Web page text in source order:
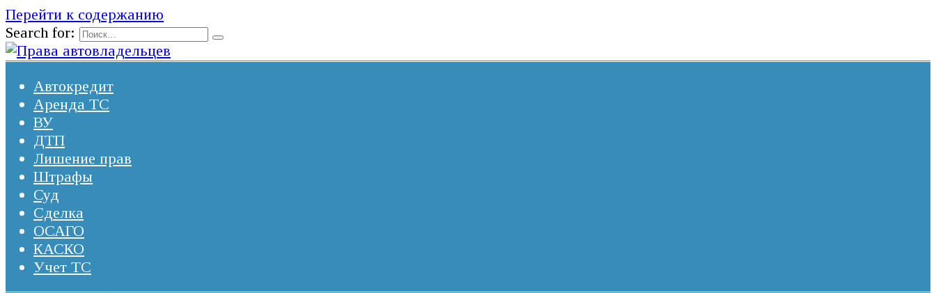
Перейти к содержанию
Search for:
Автокредит
Аренда ТС
ВУ
ДТП
Лишение прав
Штрафы
Суд
Сделка
ОСАГО
КАСКО
Учет ТС